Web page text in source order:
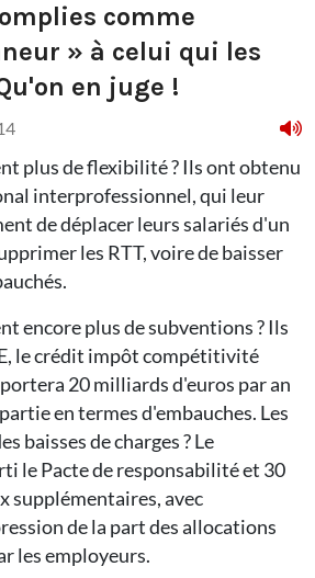
comme
» à celui qui les
en juge !
plus de flexibilité ? Ils ont obtenu
interprofessionnel, qui leur
de déplacer leurs salariés d'un
les RTT, voire de baisser
encore plus de subventions ? Ils
le crédit impôt compétitivité
20 milliards d'euros par an
en termes d'embauches. Les
baisses de charges ? Le
le Pacte de responsabilité et 30
supplémentaires, avec
de la part des allocations
les employeurs.